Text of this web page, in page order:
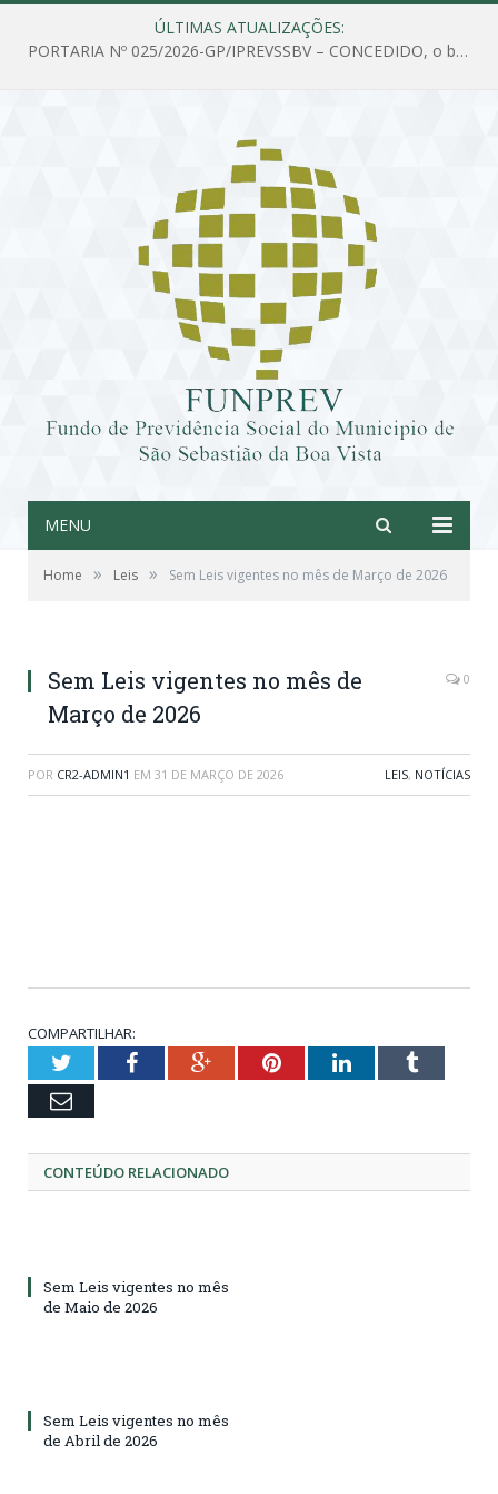
ÚLTIMAS ATUALIZAÇÕES:
PORTARIA Nº 025/2026-GP/IPREVSSBV – CONCEDIDO, o benefício de PENSÃO a MARIA ESTELA DOS SANTOS SOUZA
MENU
Home » Leis » Sem Leis vigentes no mês de Março de 2026
Sem Leis vigentes no mês de
Março de 2026
0
POR CR2-ADMIN1 EM 31 DE MARÇO DE 2026 LEIS, NOTÍCIAS
COMPARTILHAR:
TwitterFacebookGoogle+PinterestLinkedInTumblr
Email
CONTEÚDO RELACIONADO
Sem Leis vigentes no mês
de Maio de 2026
Sem Leis vigentes no mês
de Abril de 2026